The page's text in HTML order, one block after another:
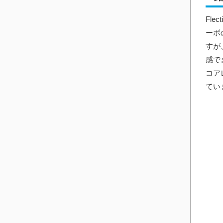
ーボ
すが
感で
コ
てい